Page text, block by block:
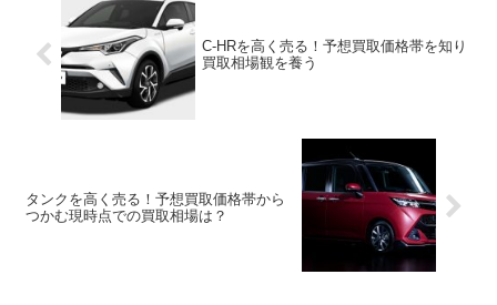
C-HRを高く売る！予想買取価格帯を知り
買取相場観を養う
タンクを高く売る！予想買取価格帯から
つかむ現時点での買取相場は？